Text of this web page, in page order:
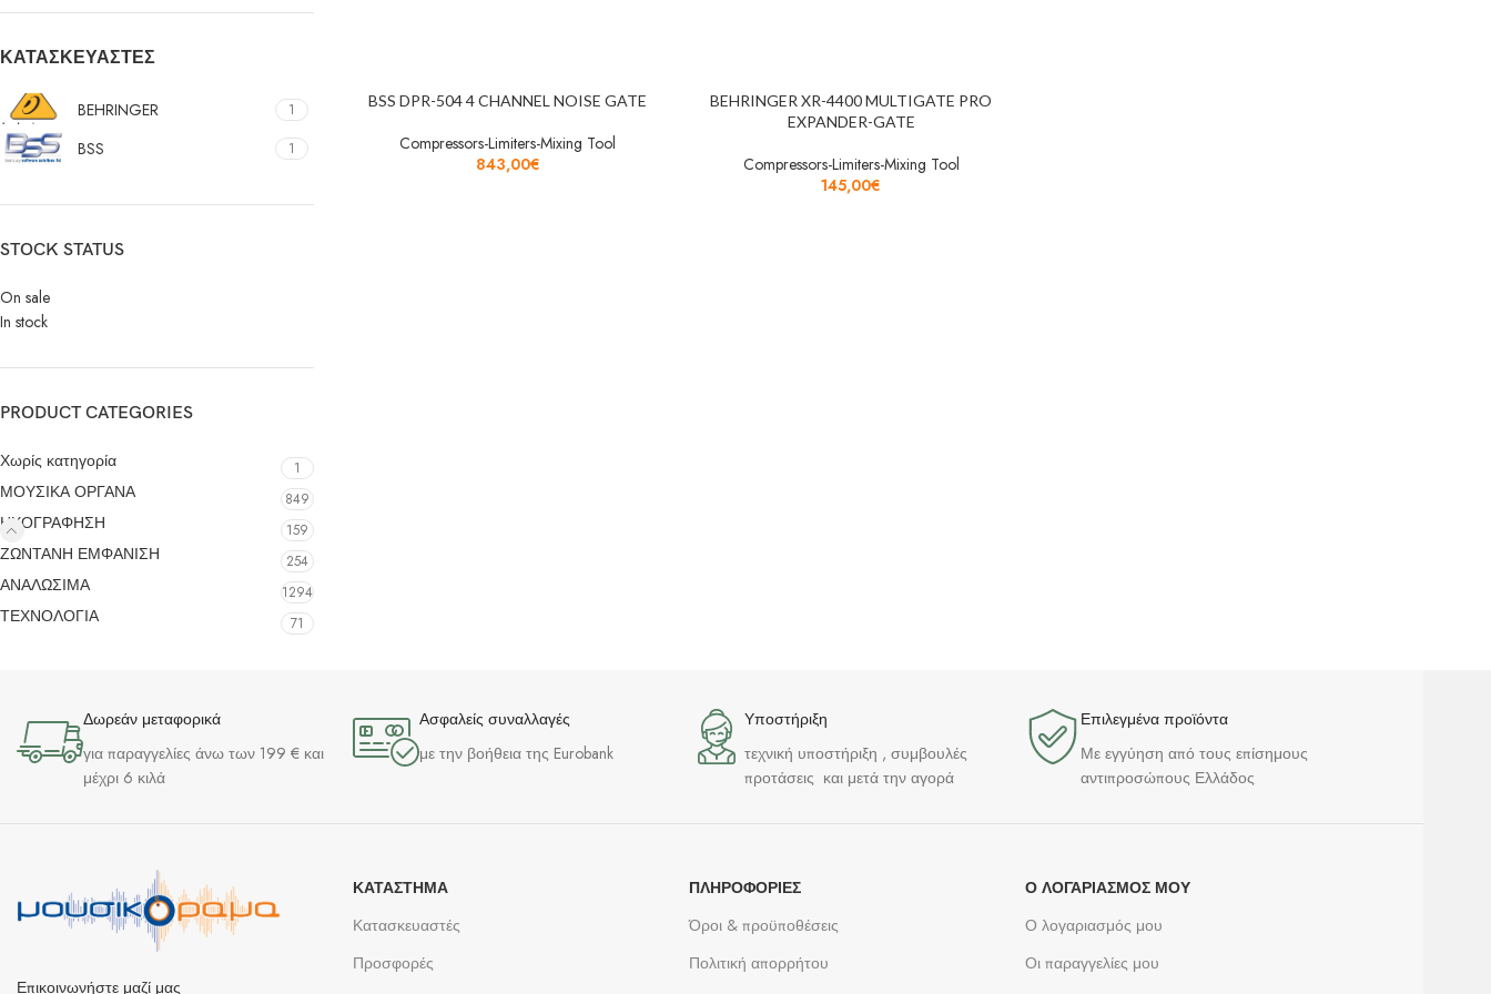
ΚΑΤΑΣΚΕΥΑΣΤΈΣ
BEHRINGER 1
BSS 1
STOCK STATUS
On sale
In stock
PRODUCT CATEGORIES
Χωρίς κατηγορία 1
ΜΟΥΣΙΚΑ ΟΡΓΑΝΑ 849
ΗΧΟΓΡΑΦΗΣΗ 159
ΖΩΝΤΑΝΗ ΕΜΦΑΝΙΣΗ 254
ΑΝΑΛΩΣΙΜΑ 1294
ΤΕΧΝΟΛΟΓΙΑ 71
BSS DPR-504 4 CHANNEL NOISE GATE
Compressors-Limiters-Mixing Tool
843,00€
BEHRINGER XR-4400 MULTIGATE PRO
EXPANDER-GATE
Compressors-Limiters-Mixing Tool
145,00€
Δωρεάν μεταφορικά
για παραγγελίες άνω των 199 € και
μέχρι 6 κιλά
Ασφαλείς συναλλαγές
με την βοήθεια της Eurobank
Υποστήριξη
τεχνική υποστήριξη , συμβουλές
προτάσεις και μετά την αγορά
Επιλεγμένα προϊόντα​
Με εγγύηση από τους επίσημους
αντιπροσώπους Ελλάδος
Επικοινωνήστε μαζί μας
ΚΑΤΆΣΤΗΜΑ
Κατασκευαστές
Προσφορές
ΠΛΗΡΟΦΟΡΊΕΣ
Όροι & προϋποθέσεις
Πολιτική απορρήτου
Ο ΛΟΓΑΡΙΑΣΜΌΣ ΜΟΥ
Ο λογαριασμός μου
Οι παραγγελίες μου